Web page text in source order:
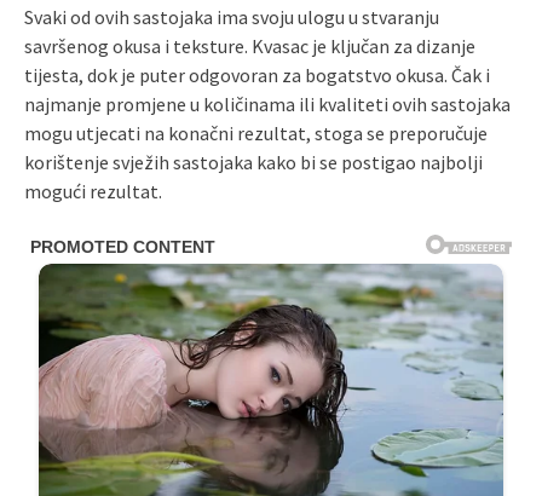
Svaki od ovih sastojaka ima svoju ulogu u stvaranju
savršenog okusa i teksture. Kvasac je ključan za dizanje
tijesta, dok je puter odgovoran za bogatstvo okusa. Čak i
najmanje promjene u količinama ili kvaliteti ovih sastojaka
mogu utjecati na konačni rezultat, stoga se preporučuje
korištenje svježih sastojaka kako bi se postigao najbolji
mogući rezultat.